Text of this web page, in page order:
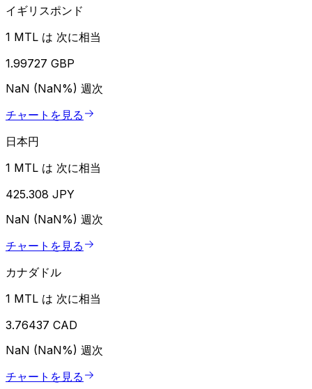
イギリスポンド
1 MTL は 次に相当
1.99727 GBP
NaN (NaN%) 週次
チャートを見る
日本円
1 MTL は 次に相当
425.308 JPY
NaN (NaN%) 週次
チャートを見る
カナダドル
1 MTL は 次に相当
3.76437 CAD
NaN (NaN%) 週次
チャートを見る